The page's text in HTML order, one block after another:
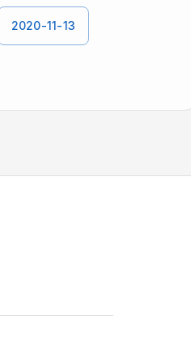
2020-11-13